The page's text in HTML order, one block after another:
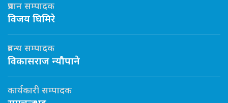
प्रधान सम्पादक
विजय घिमिरे
प्रबन्ध सम्पादक
विकासराज न्यौपाने
कार्यकारी सम्पादक